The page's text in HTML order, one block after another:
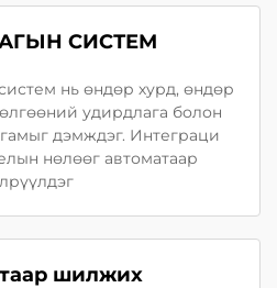
СИСТЕМ
нь өндөр хурд, өндөр
удирдлага болон
дэмждэг. Интеграци
нөлөөг автоматаар
шилжих